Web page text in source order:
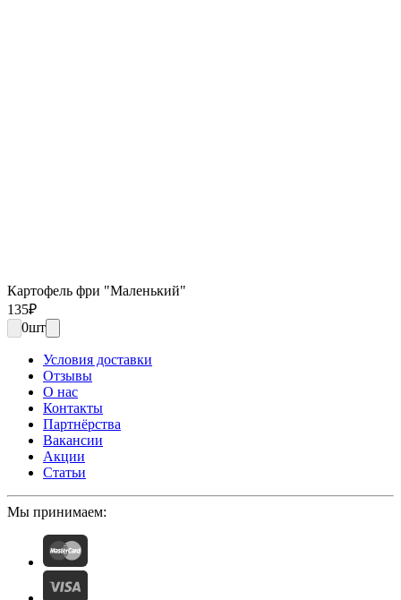
Картофель фри "Маленький"
135₽
0шт
Условия доставки
Отзывы
О нас
Контакты
Партнёрства
Вакансии
Акции
Статьи
Мы принимаем: